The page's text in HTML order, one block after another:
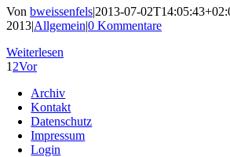
Von bweissenfels|2013-07-
2013|Allgemein|0 Kommentare
Weiterlesen
1 2Vor
Archiv
Kontakt
Datenschutz
Impressum
Login